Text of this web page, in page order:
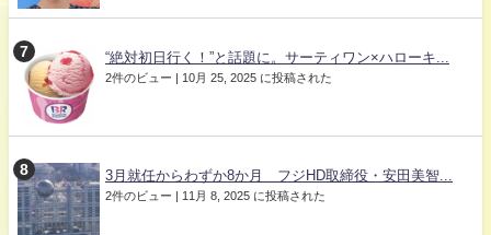
“絶対初日行く！”と話題に。サーティワン×ハローキ...
2件のビュー | 10月 25, 2025 に投稿された
3月就任からわずか8か月 フジHD取締役・安田美智...
2件のビュー | 11月 8, 2025 に投稿された